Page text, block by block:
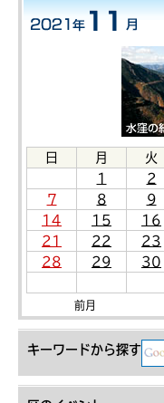
日 月 火
1
2
7
8 9
14
15 16
21
22 23
28
29 30
前月
キーワードから探す